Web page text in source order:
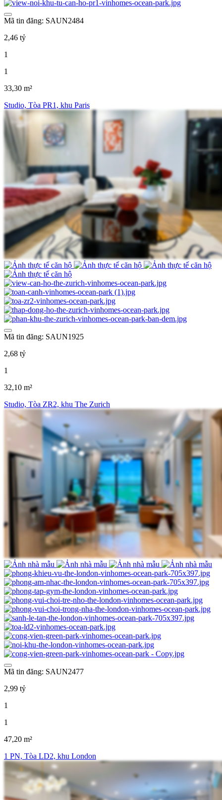
Mã tin đăng: SAUN2484
2,46 tỷ
1
1
33,30 m²
Studio, Tòa PR1, khu Paris
Mã tin đăng: SAUN1925
2,68 tỷ
1
32,10 m²
Studio, Tòa ZR2, khu The Zurich
Mã tin đăng: SAUN2477
2,99 tỷ
1
1
47,20 m²
1 PN, Tòa LD2, khu London